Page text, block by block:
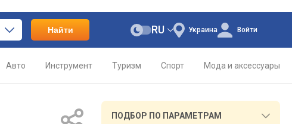
Найти Украина
RU Войти
Авто Инструмент Туризм Спорт Мода и аксессуары
ПОДБОР ПО ПАРАМЕТРАМ